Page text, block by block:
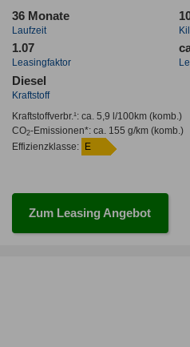
36 Monate
Laufzeit
1.07
Leasingfaktor
Diesel
Kraftstoff
Kraftstoffverbr.¹: ca. 5,9 l/100km(komb.)
CO2-Emissionen*: ca. 155 g/km(komb.)
Effizienzklasse:
E
Zum Leasing Angebot